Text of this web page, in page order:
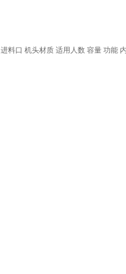
进料口 机头材质 适用人数 容量 功能